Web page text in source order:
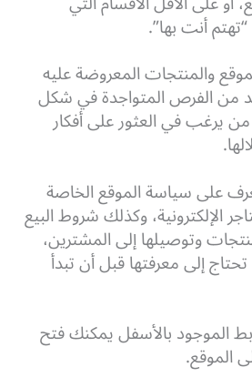
أنت بها”.
والمنتجات المعروضة عليه
الفرص المتواجدة في شكل
يرغب في العثور على أفكار
على سياسة الموقع الخاصة
الإلكترونية، وكذلك شروط البيع
وتوصيلها إلى المشترين،
إلى معرفتها قبل أن تبدأ
الموجود بالأسفل يمكنك فتح
الموقع.